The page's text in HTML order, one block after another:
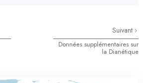
Suivant
Données supplémentaires sur
la Dianétique